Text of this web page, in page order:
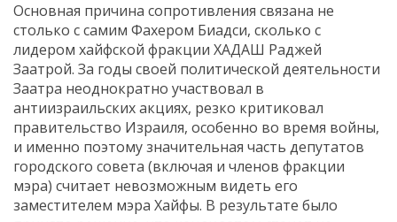
Основная причина сопротивления связана не
столько с самим Фахером Биадси, сколько с
лидером хайфской фракции ХАДАШ Раджей
Заатрой. За годы своей политической деятельности
Заатра неоднократно участвовал в
антиизраильских акциях, резко критиковал
правительство Израиля, особенно во время войны,
и именно поэтому значительная часть депутатов
городского совета (включая и членов фракции
мэра) считает невозможным видеть его
заместителем мэра Хайфы. В результате было